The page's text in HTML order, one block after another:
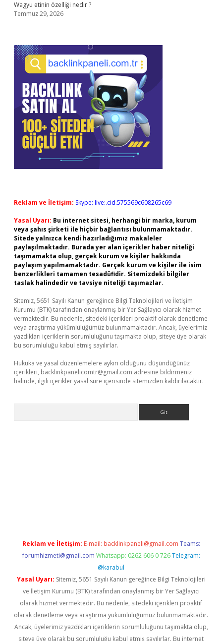
Wagyu etinin özelliği nedir ?
Temmuz 29, 2026
Reklam ve İletişim: Skype: live:.cid.575569c608265c69
Yasal Uyarı: Bu internet sitesi, herhangi bir marka, kurum
veya şahıs şirketi ile hiçbir bağlantısı bulunmamaktadır.
Sitede yalnızca kendi hazırladığımız makaleler
paylaşılmaktadır. Burada yer alan içerikler haber niteliği
taşımamakta olup, gerçek kurum ve kişiler hakkında
paylaşım yapılmamaktadır. Gerçek kurum ve kişiler ile isim
benzerlikleri tamamen tesadüfidir. Sitemizdeki bilgiler
taslak halindedir ve tavsiye niteliği taşımazlar.
Sitemiz, 5651 Sayılı Kanun gereğince Bilgi Teknolojileri ve İletişim
Kurumu (BTK) tarafından onaylanmış bir Yer Sağlayıcı olarak hizmet
vermektedir. Bu nedenle, sitedeki içerikleri proaktif olarak denetleme
veya araştırma yükümlülüğümüz bulunmamaktadır. Ancak, üyelerimiz
yazdıkları içeriklerin sorumluluğunu taşımakta olup, siteye üye olarak
bu sorumluluğu kabul etmiş sayılırlar.
Hukuka ve yasal düzenlemelere aykırı olduğunu düşündüğünüz
içerikleri, backlinkpanelicomtr@gmail.com adresine bildirmeniz
halinde, ilgili içerikler yasal süre içerisinde sitemizden kaldırılacaktır.
Reklam ve İletişim: E-mail: backlinkpaneli@gmail.com Teams:
forumhizmeti@gmail.com Whatsapp: 0262 606 0 726 Telegram:
@karabul
Yasal Uyarı: Sitemiz, 5651 Sayılı Kanun gereğince Bilgi Teknolojileri
ve İletişim Kurumu (BTK) tarafından onaylanmış bir Yer Sağlayıcı
olarak hizmet vermektedir. Bu nedenle, sitedeki içerikleri proaktif
olarak denetleme veya araştırma yükümlülüğümüz bulunmamaktadır.
Ancak, üyelerimiz yazdıkları içeriklerin sorumluluğunu taşımakta olup,
siteye üye olarak bu sorumluluğu kabul etmiş sayılırlar. Bu internet